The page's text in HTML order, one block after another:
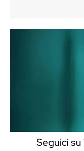
Seguici su